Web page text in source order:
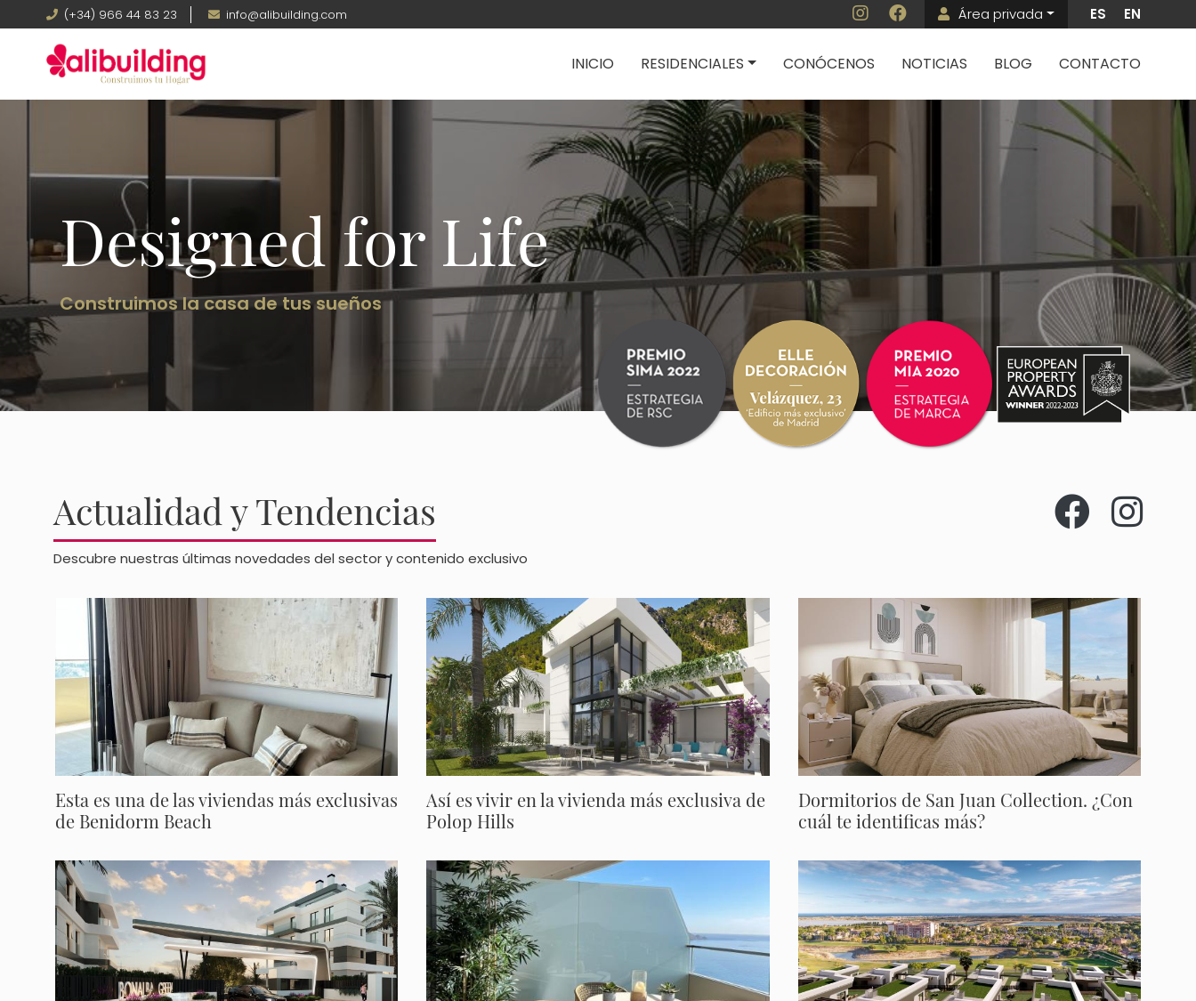
al
contenido
principal
Teléfono
(+34) 966 44 83 23 Email
info@alibuilding.com Menú de cuenta
Área privada ES EN
Navegación principal
INICIO RESIDENCIALES CONÓCENOS NOTICIAS BLOG CONTACTO
Designed for Life
Construimos la casa de tus sueños
Actualidad y Tendencias
Descubre nuestras últimas novedades del sector y contenido exclusivo
Esta es una de las viviendas más exclusivas
de Benidorm Beach
Así es vivir en la vivienda más exclusiva de
Polop Hills
Dormitorios de San Juan Collection. ¿Con
cuál te identificas más?